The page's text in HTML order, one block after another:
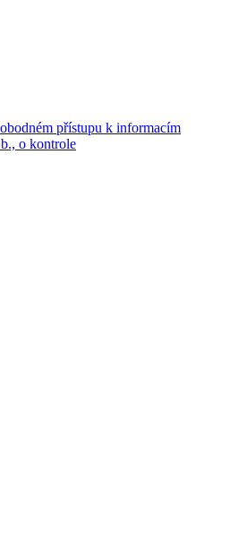
přístupu k informacím
o kontrole